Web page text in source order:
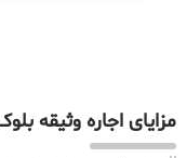
مزایای اجاره وثیقه